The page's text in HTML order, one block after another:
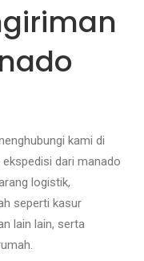
kami di
dari manado
logistik,
seperti kasur
lain lain, serta